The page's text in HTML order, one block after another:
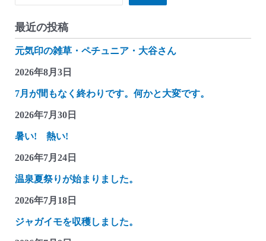
最近の投稿
元気印の雑草・ペチュニア・大谷さん
2026年8月3日
7月が間もなく終わりです。何かと大変です。
2026年7月30日
暑い! 熱い!
2026年7月24日
温泉夏祭りが始まりました。
2026年7月18日
ジャガイモを収穫しました。